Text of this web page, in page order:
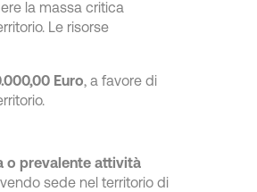
la massa critica
Le risorse
Euro , a favore di
o prevalente attività
sede nel territorio di